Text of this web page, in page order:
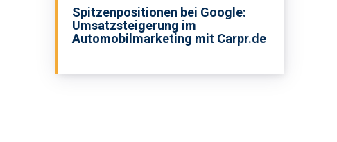
Spitzenpositionen bei Google:
Umsatzsteigerung im
Automobilmarketing mit Carpr.de